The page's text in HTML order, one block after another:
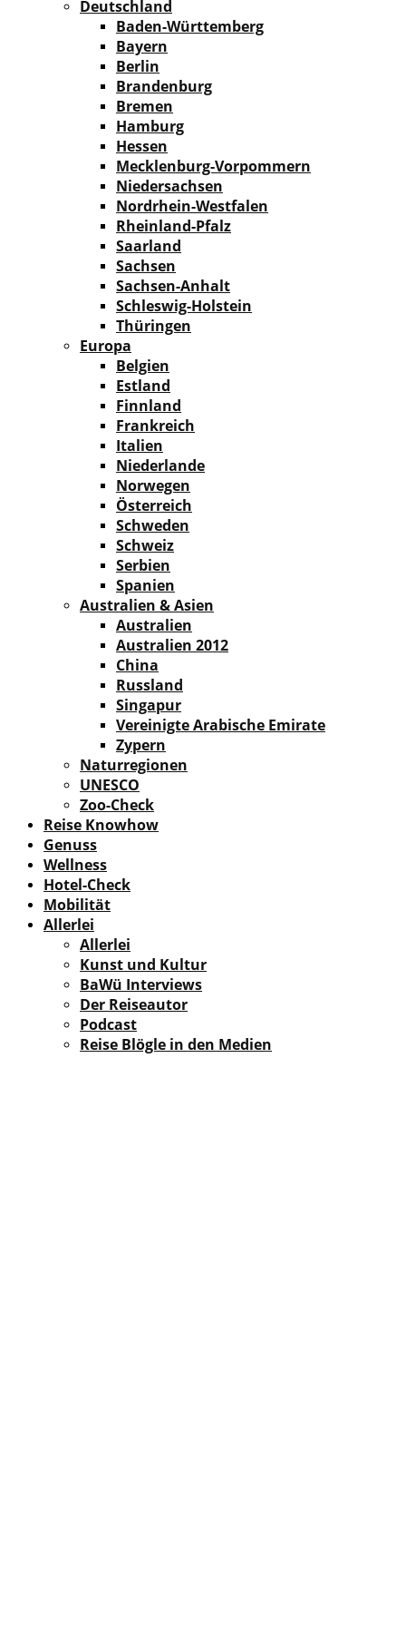
Deutschland
Baden-Württemberg
Bayern
Berlin
Brandenburg
Bremen
Hamburg
Hessen
Mecklenburg-Vorpommern
Niedersachsen
Nordrhein-Westfalen
Rheinland-Pfalz
Saarland
Sachsen
Sachsen-Anhalt
Schleswig-Holstein
Thüringen
Europa
Belgien
Estland
Finnland
Frankreich
Italien
Niederlande
Norwegen
Österreich
Schweden
Schweiz
Serbien
Spanien
Australien & Asien
Australien
Australien 2012
China
Russland
Singapur
Vereinigte Arabische Emirate
Zypern
Naturregionen
UNESCO
Zoo-Check
Reise Knowhow
Genuss
Wellness
Hotel-Check
Mobilität
Allerlei
Allerlei
Kunst und Kultur
BaWü Interviews
Der Reiseautor
Podcast
Reise Blögle in den Medien